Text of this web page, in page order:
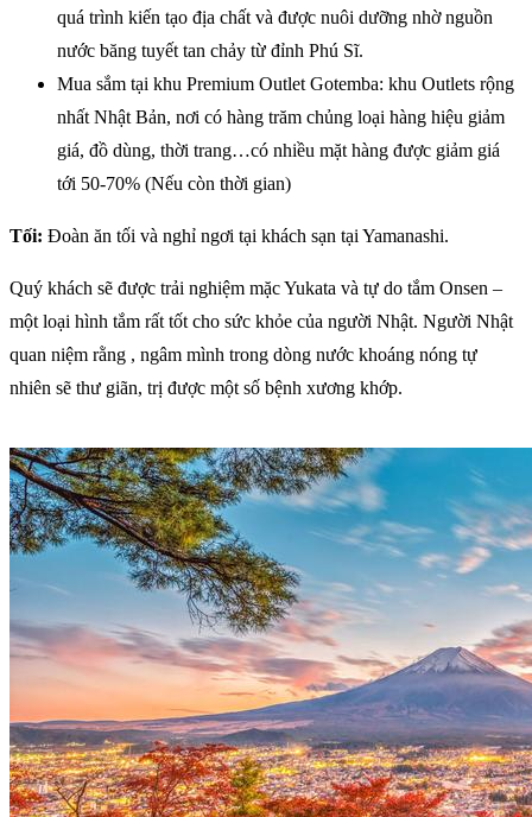
quá trình kiến tạo địa chất và được nuôi dưỡng nhờ nguồn
nước băng tuyết tan chảy từ đỉnh Phú Sĩ.
Mua sắm tại khu Premium Outlet Gotemba: khu Outlets rộng
nhất Nhật Bản, nơi có hàng trăm chủng loại hàng hiệu giảm
giá, đồ dùng, thời trang…có nhiều mặt hàng được giảm giá
tới 50-70% (Nếu còn thời gian)
Tối: Đoàn ăn tối và nghỉ ngơi tại khách sạn tại Yamanashi.
Quý khách sẽ được trải nghiệm mặc Yukata và tự do tắm Onsen –
một loại hình tắm rất tốt cho sức khỏe của người Nhật. Người Nhật
quan niệm rằng , ngâm mình trong dòng nước khoáng nóng tự
nhiên sẽ thư giãn, trị được một số bệnh xương khớp.